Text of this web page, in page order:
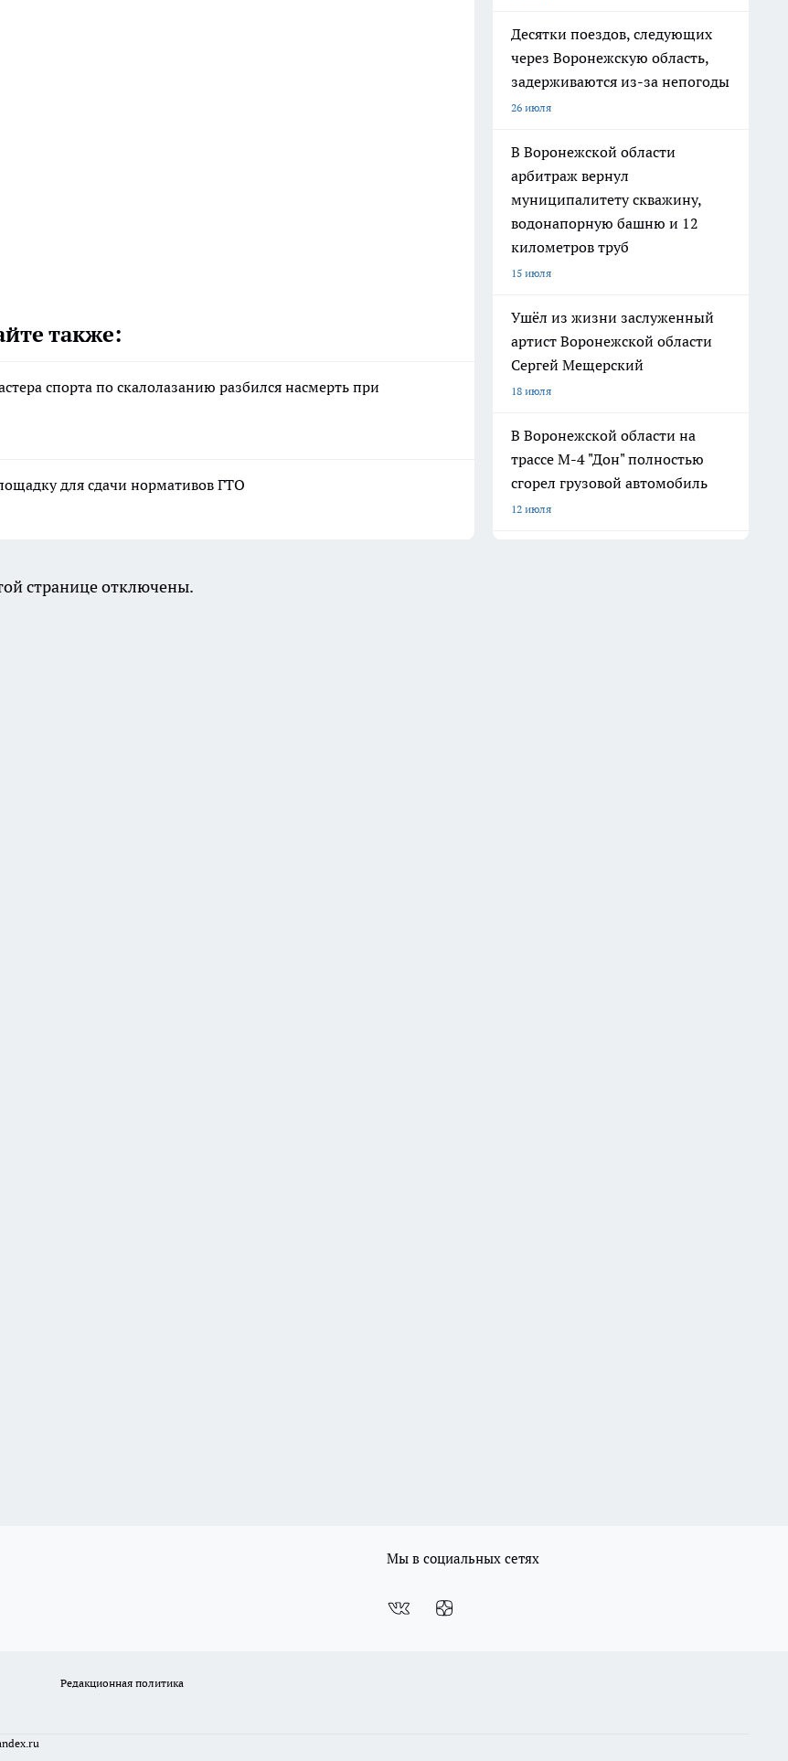
также:
спорта по скалолазанию разбился насмерть при
для сдачи нормативов ГТО
Десятки поездов, следующих
через Воронежскую область,
задерживаются из-за непогоды
26 июля
В Воронежской области
арбитраж вернул
муниципалитету скважину,
водонапорную башню и 12
километров труб
15 июля
Ушёл из жизни заслуженный
артист Воронежской области
Сергей Мещерский
18 июля
В Воронежской области на
трассе М-4 "Дон" полностью
сгорел грузовой автомобиль
12 июля
странице отключены.
Мы в социальных сетях
Редакционная политика